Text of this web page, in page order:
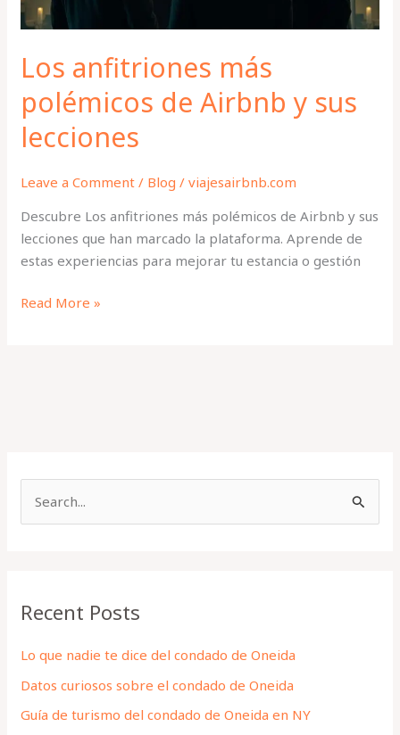
Los anfitriones más
polémicos de Airbnb y sus
lecciones
Leave a Comment / Blog /viajesairbnb.com
Descubre Los anfitriones más polémicos de Airbnb y sus
lecciones que han marcado la plataforma. Aprende de
estas experiencias para mejorar tu estancia o gestión
lecciones
Read More »
c
f
o
r
Recent Posts
Lo que nadie te dice del condado de Oneida
Datos curiosos sobre el condado de Oneida
Guía de turismo del condado de Oneida en NY